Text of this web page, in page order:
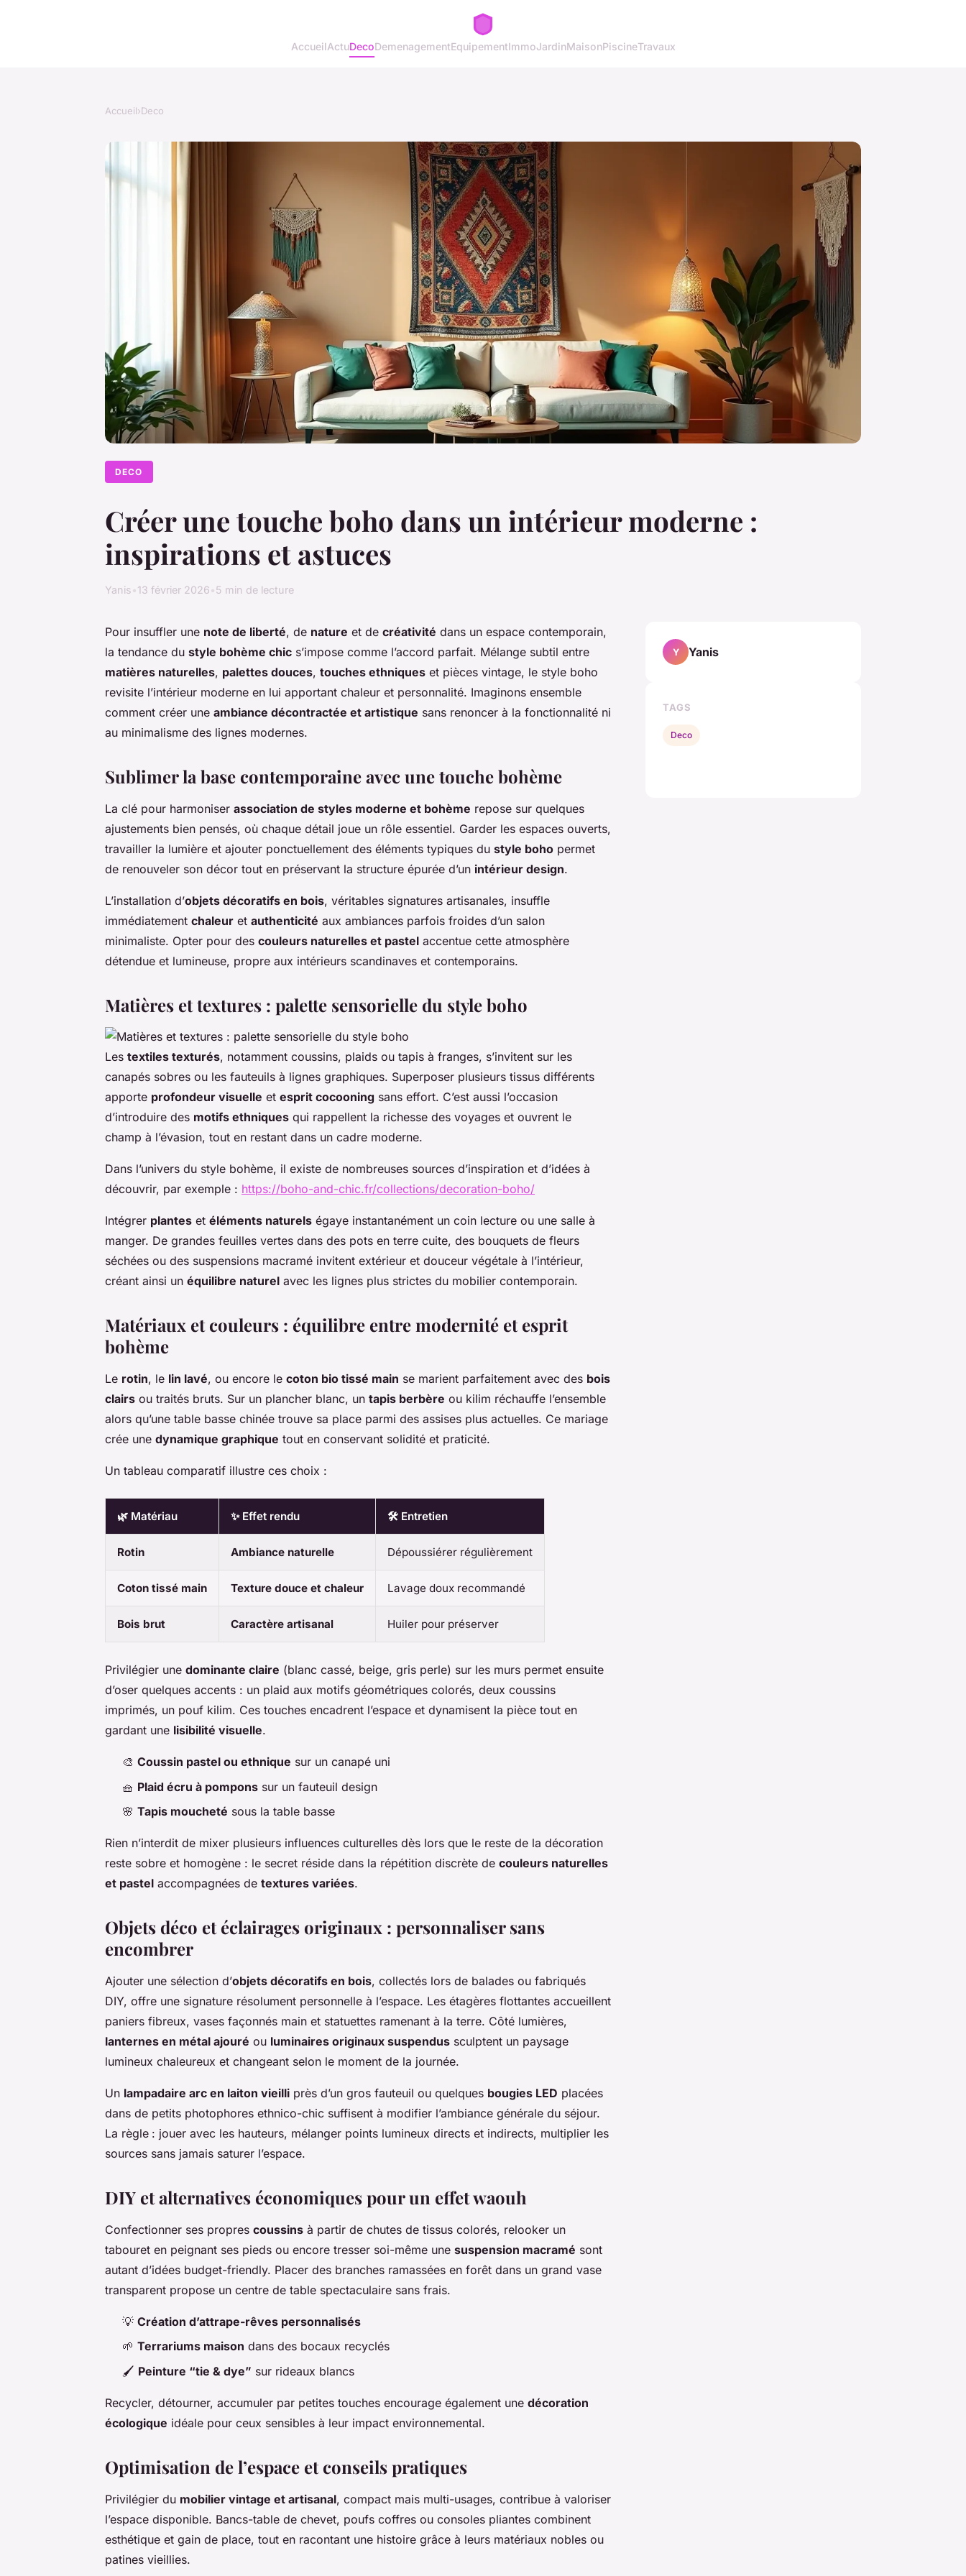
AccueilActuDecoDemenagementEquipementImmoJardinMaisonPiscineTravaux
Accueil›Deco
DECO
Créer une touche boho dans un intérieur moderne :
inspirations et astuces
Yanis•13 février 2026•5 min de lecture
Pour insuffler une note de liberté, de nature et de créativité dans un espace contemporain,
la tendance du style bohème chic s’impose comme l’accord parfait. Mélange subtil entre
matières naturelles, palettes douces, touches ethniques et pièces vintage, le style boho
revisite l’intérieur moderne en lui apportant chaleur et personnalité. Imaginons ensemble
comment créer une ambiance décontractée et artistique sans renoncer à la fonctionnalité ni
au minimalisme des lignes modernes.
Sublimer la base contemporaine avec une touche bohème
La clé pour harmoniser association de styles moderne et bohème repose sur quelques
ajustements bien pensés, où chaque détail joue un rôle essentiel. Garder les espaces ouverts,
travailler la lumière et ajouter ponctuellement des éléments typiques du style boho permet
de renouveler son décor tout en préservant la structure épurée d’un intérieur design.
L’installation d’objets décoratifs en bois, véritables signatures artisanales, insuffle
immédiatement chaleur et authenticité aux ambiances parfois froides d’un salon
minimaliste. Opter pour des couleurs naturelles et pastel accentue cette atmosphère
détendue et lumineuse, propre aux intérieurs scandinaves et contemporains.
Matières et textures : palette sensorielle du style boho
Les textiles texturés, notamment coussins, plaids ou tapis à franges, s’invitent sur les
canapés sobres ou les fauteuils à lignes graphiques. Superposer plusieurs tissus différents
apporte profondeur visuelle et esprit cocooning sans effort. C’est aussi l’occasion
d’introduire des motifs ethniques qui rappellent la richesse des voyages et ouvrent le
champ à l’évasion, tout en restant dans un cadre moderne.
Dans l’univers du style bohème, il existe de nombreuses sources d’inspiration et d’idées à
découvrir, par exemple : https://boho-and-chic.fr/collections/decoration-boho/
Intégrer plantes et éléments naturels égaye instantanément un coin lecture ou une salle à
manger. De grandes feuilles vertes dans des pots en terre cuite, des bouquets de fleurs
séchées ou des suspensions macramé invitent extérieur et douceur végétale à l’intérieur,
créant ainsi un équilibre naturel avec les lignes plus strictes du mobilier contemporain.
Matériaux et couleurs : équilibre entre modernité et esprit
bohème
Le rotin, le lin lavé, ou encore le coton bio tissé main se marient parfaitement avec des bois
clairs ou traités bruts. Sur un plancher blanc, un tapis berbère ou kilim réchauffe l’ensemble
alors qu’une table basse chinée trouve sa place parmi des assises plus actuelles. Ce mariage
crée une dynamique graphique tout en conservant solidité et praticité.
Un tableau comparatif illustre ces choix :
🌿 Matériau ✨ Effet rendu 🛠️ Entretien
Rotin Ambiance naturelle Dépoussiérer régulièrement
Coton tissé main Texture douce et chaleur Lavage doux recommandé
Bois brut Caractère artisanal Huiler pour préserver
Privilégier une dominante claire (blanc cassé, beige, gris perle) sur les murs permet ensuite
d’oser quelques accents : un plaid aux motifs géométriques colorés, deux coussins
imprimés, un pouf kilim. Ces touches encadrent l’espace et dynamisent la pièce tout en
gardant une lisibilité visuelle.
🎨 Coussin pastel ou ethnique sur un canapé uni
🧺 Plaid écru à pompons sur un fauteuil design
🌸 Tapis moucheté sous la table basse
Rien n’interdit de mixer plusieurs influences culturelles dès lors que le reste de la décoration
reste sobre et homogène : le secret réside dans la répétition discrète de couleurs naturelles
et pastel accompagnées de textures variées.
Objets déco et éclairages originaux : personnaliser sans
encombrer
Ajouter une sélection d’objets décoratifs en bois, collectés lors de balades ou fabriqués
DIY, offre une signature résolument personnelle à l’espace. Les étagères flottantes accueillent
paniers fibreux, vases façonnés main et statuettes ramenant à la terre. Côté lumières,
lanternes en métal ajouré ou luminaires originaux suspendus sculptent un paysage
lumineux chaleureux et changeant selon le moment de la journée.
Un lampadaire arc en laiton vieilli près d’un gros fauteuil ou quelques bougies LED placées
dans de petits photophores ethnico-chic suffisent à modifier l’ambiance générale du séjour.
La règle : jouer avec les hauteurs, mélanger points lumineux directs et indirects, multiplier les
sources sans jamais saturer l’espace.
DIY et alternatives économiques pour un effet waouh
Confectionner ses propres coussins à partir de chutes de tissus colorés, relooker un
tabouret en peignant ses pieds ou encore tresser soi-même une suspension macramé sont
autant d’idées budget-friendly. Placer des branches ramassées en forêt dans un grand vase
transparent propose un centre de table spectaculaire sans frais.
💡 Création d’attrape-rêves personnalisés
🌱 Terrariums maison dans des bocaux recyclés
🖌️ Peinture “tie & dye” sur rideaux blancs
Recycler, détourner, accumuler par petites touches encourage également une décoration
écologique idéale pour ceux sensibles à leur impact environnemental.
Optimisation de l’espace et conseils pratiques
Privilégier du mobilier vintage et artisanal, compact mais multi-usages, contribue à valoriser
l’espace disponible. Bancs-table de chevet, poufs coffres ou consoles pliantes combinent
esthétique et gain de place, tout en racontant une histoire grâce à leurs matériaux nobles ou
patines vieillies.
Y Yanis
TAGS
Deco